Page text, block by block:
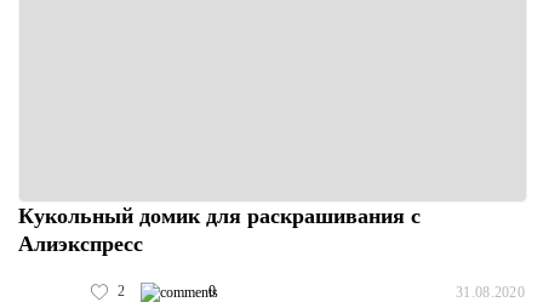
Кукольный домик для раскрашивания с
Алиэкспресс
2 0 31.08.2020